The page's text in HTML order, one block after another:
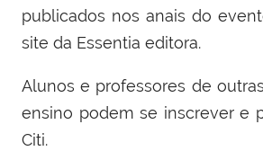
publicados nos anais do
site da Essentia editora.
Alunos e professores de
ensino podem se inscrever e
Citi.